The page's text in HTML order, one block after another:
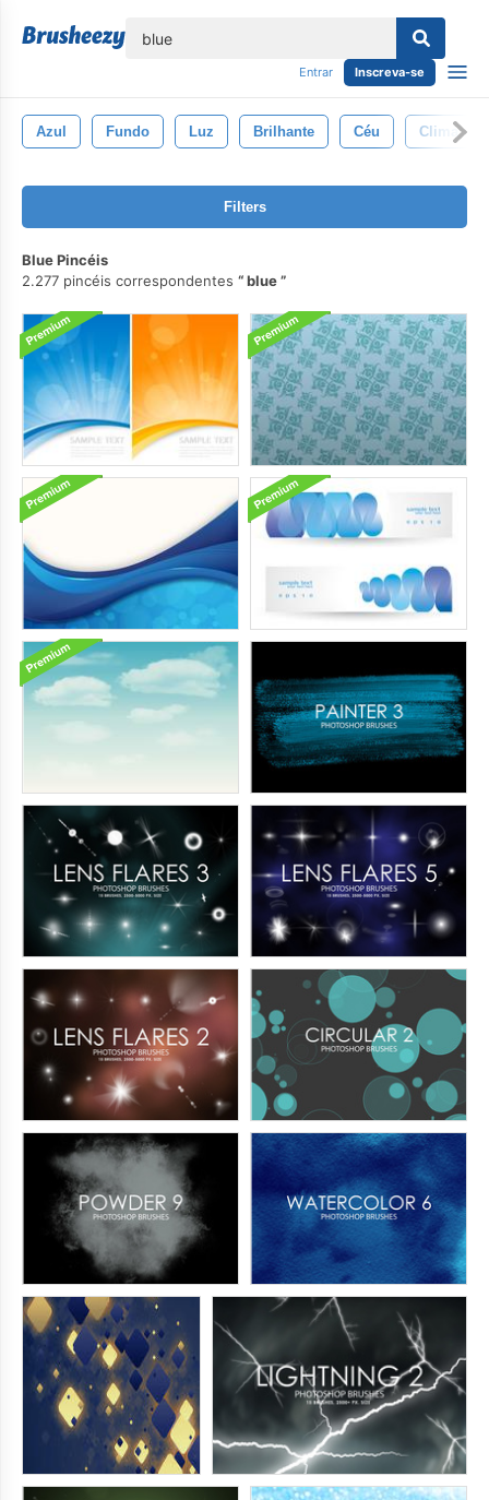
Entrar Inscreva-se
Azul Fundo Luz Brilhante Céu Clima
Filters
Blue Pincéis
2.277 pincéis correspondentes
blue